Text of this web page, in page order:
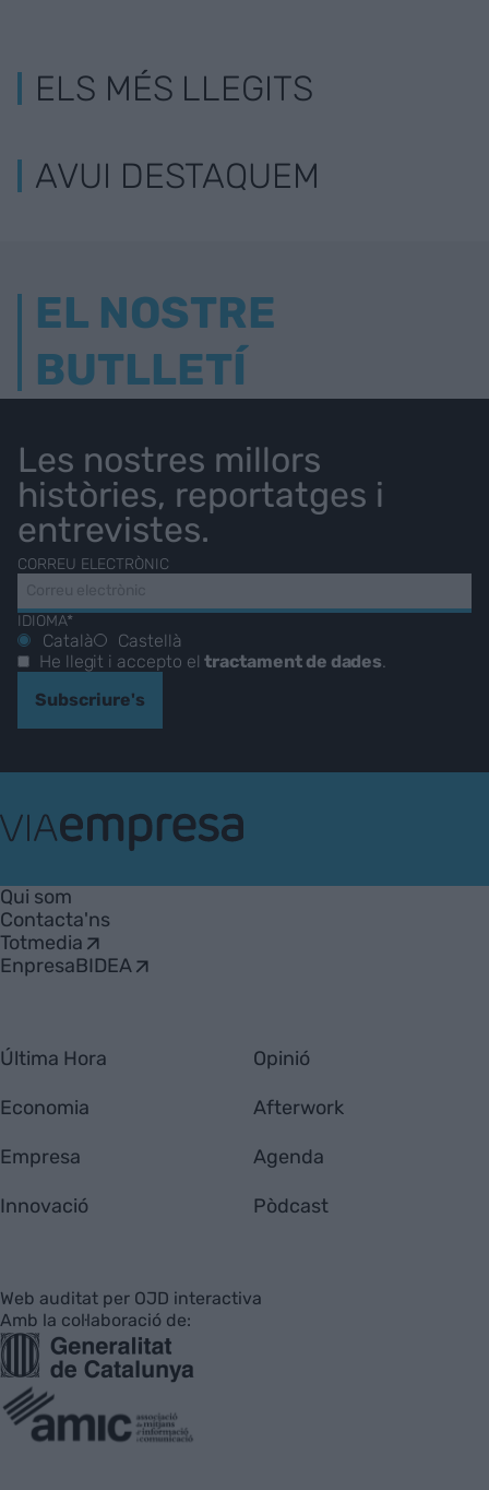
ELS MÉS LLEGITS
AVUI DESTAQUEM
EL NOSTRE
BUTLLETÍ
Les nostres millors
històries, reportatges i
entrevistes.
CORREU ELECTRÒNIC
IDIOMA*
Català
Castellà
He llegit i accepto eltractament de dades.
Subscriure's
Empresa
Qui som
Contacta'ns
Totmedia
EnpresaBIDEA
Última Hora
Economia
Empresa
Innovació
Opinió
Afterwork
Agenda
Pòdcast
Web auditat per OJD interactiva
Amb la col·laboració de: